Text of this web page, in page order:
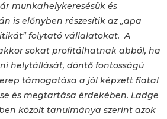
munkahelykeresésük és
is előnyben részesítik az „apa
folytató vállalatokat. A
sokat profitálhatnak abból, ha
helytállását, döntő fontosságú
támogatása a jól képzett fiatal
és megtartása érdekében. Ladge
közölt tanulmánya szerint azok